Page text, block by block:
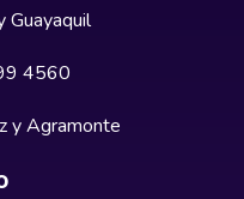
Guayaquil
4560
y Agramonte